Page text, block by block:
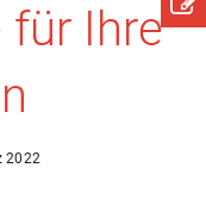
für Ihre
2022